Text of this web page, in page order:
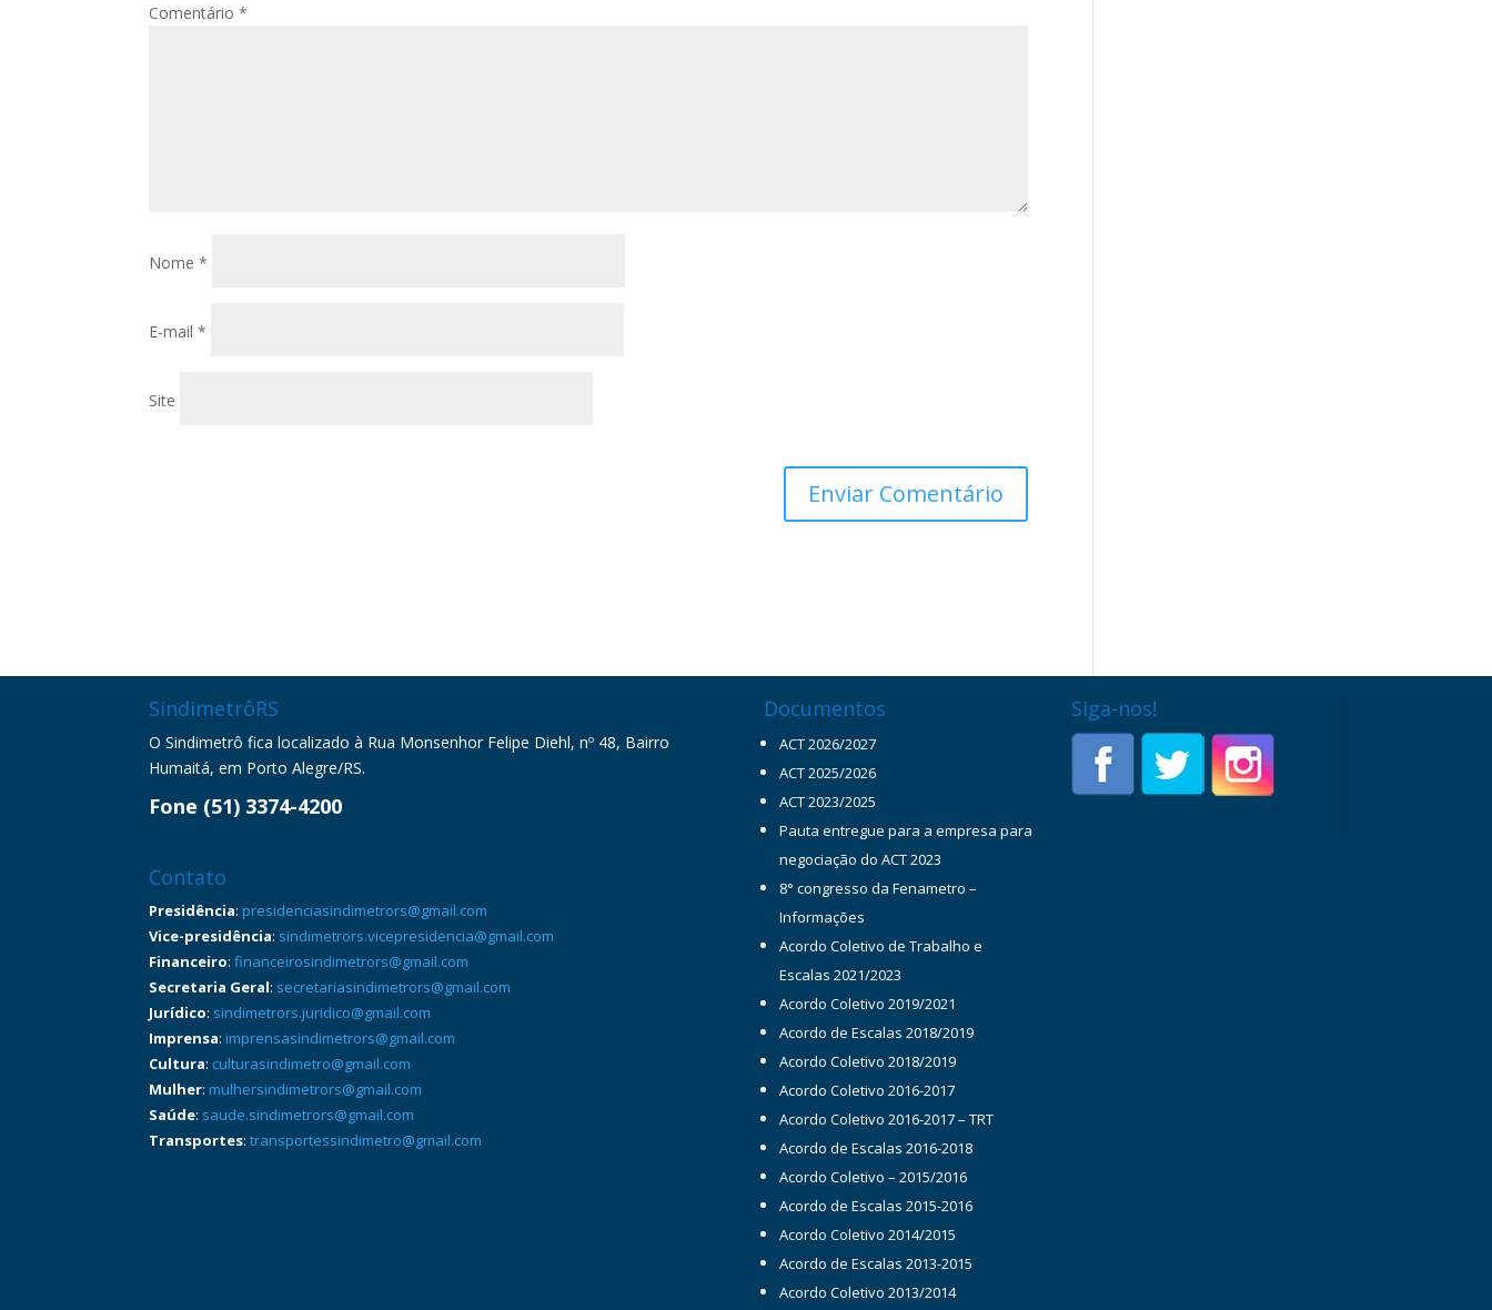
Comentário*
Nome*
E-mail*
Site
SindimetrôRS
O Sindimetrô fica localizado à Rua Monsenhor Felipe Diehl, nº 48, Bairro
Humaitá, em Porto Alegre/RS.
Fone (51) 3374-4200
Contato
Presidência: presidenciasindimetrors@gmail.com
Vice-presidência: sindimetrors.vicepresidencia@gmail.com
Financeiro:financeirosindimetrors@gmail.com
Secretaria Geral: secretariasindimetrors@gmail.com
Jurídico: sindimetrors.juridico@gmail.com
Imprensa: imprensasindimetrors@gmail.com
Cultura: culturasindimetro@gmail.com
Mulher: mulhersindimetrors@gmail.com
Saúde: saude.sindimetrors@gmail.com
Transportes:transportessindimetro@gmail.com
Documentos
ACT 2026/2027
ACT 2025/2026
ACT 2023/2025
Pauta entregue para a empresa para
negociação do ACT 2023
8° congresso da Fenametro –
Informações
Acordo Coletivo de Trabalho e
Escalas 2021/2023
Acordo Coletivo 2019/2021
Acordo de Escalas 2018/2019
Acordo Coletivo 2018/2019
Acordo Coletivo 2016-2017
Acordo Coletivo 2016-2017 – TRT
Acordo de Escalas 2016-2018
Acordo Coletivo – 2015/2016
Acordo de Escalas 2015-2016
Acordo Coletivo 2014/2015
Acordo de Escalas 2013-2015
Acordo Coletivo 2013/2014
Siga-nos!